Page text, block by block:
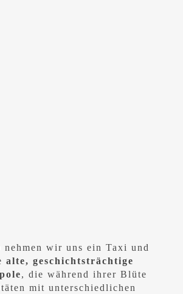
nehmen wir uns ein Taxi und
alte, geschichtsträchtige
, die während ihrer Blüte
mit unterschiedlichen